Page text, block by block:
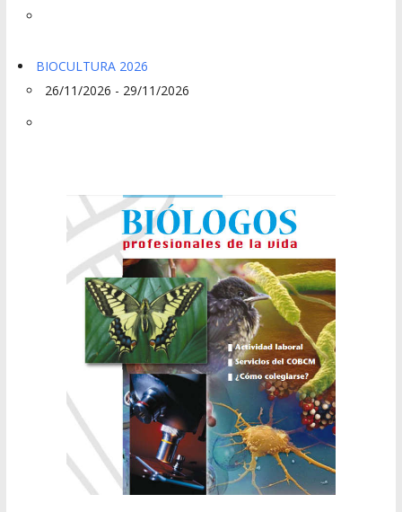
BIOCULTURA 2026
26/11/2026 - 29/11/2026